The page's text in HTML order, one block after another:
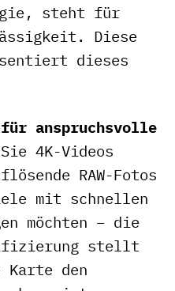
steht für
Diese
dieses
anspruchsvolle
4K-Videos
RAW-Fotos
mit schnellen
möchten – die
stellt
den